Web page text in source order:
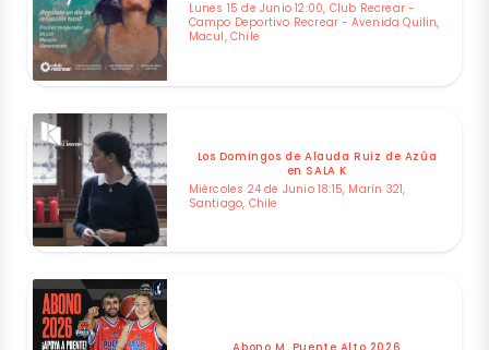
Lunes 15 de Junio 12:00, Club Recrear -
Campo Deportivo Recrear - Avenida Quilin,
Macul, Chile
Los Domingos de Alauda Ruiz de Azúa
en SALA K
Miércoles 24 de Junio 18:15, Marín 321,
Santiago, Chile
Abono M. Puente Alto 2026